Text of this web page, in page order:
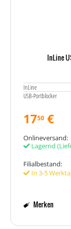
InLine
InLine
USB-Portblocker
1750 €
Onlineversand:
Lagernd
Filialbestand:
In 3-5
Merken